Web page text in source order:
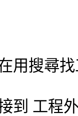
用搜尋
到 工程